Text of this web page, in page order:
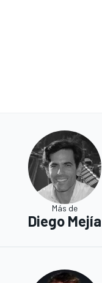
Más de
Diego Mejía